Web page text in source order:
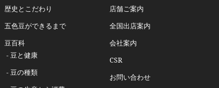
歴史とこだわり
五色豆ができるまで
豆百科
- 豆と健康
- 豆の種類
店舗ご案内
全国出店案内
会社案内
CSR
お問い合わせ